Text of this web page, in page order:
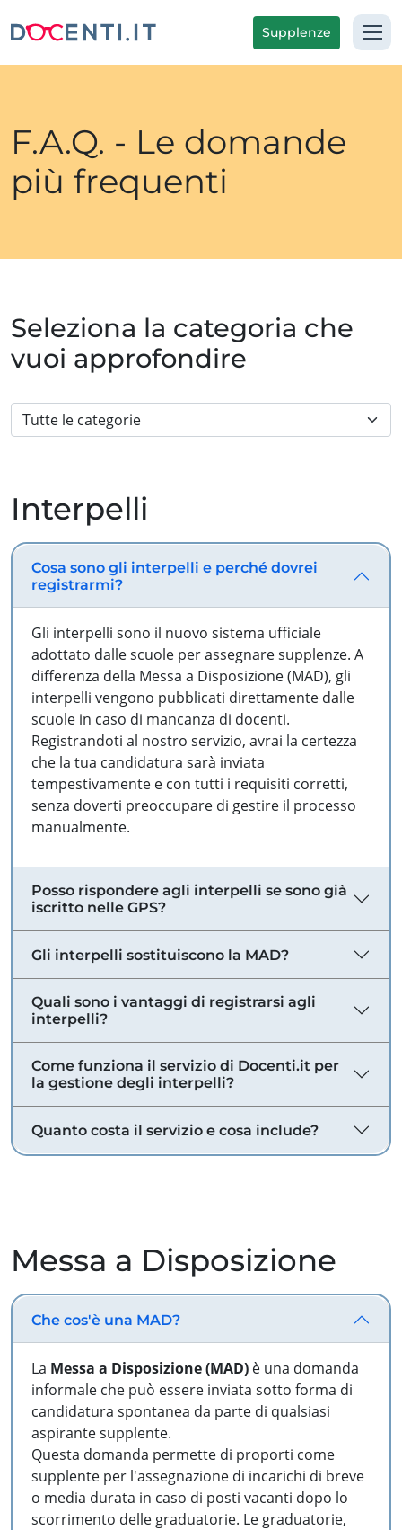
Supplenze
F.A.Q. - Le domande
più frequenti
Seleziona la categoria che
vuoi approfondire
Interpelli
Cosa sono gli interpelli e perché dovrei
registrarmi?
Gli interpelli sono il nuovo sistema ufficiale
adottato dalle scuole per assegnare supplenze. A
differenza della Messa a Disposizione (MAD), gli
interpelli vengono pubblicati direttamente dalle
scuole in caso di mancanza di docenti.
Registrandoti al nostro servizio, avrai la certezza
che la tua candidatura sarà inviata
tempestivamente e con tutti i requisiti corretti,
senza doverti preoccupare di gestire il processo
manualmente.
Posso rispondere agli interpelli se sono già
iscritto nelle GPS?
Gli interpelli sostituiscono la MAD?
Quali sono i vantaggi di registrarsi agli
interpelli?
Come funziona il servizio di Docenti.it per
la gestione degli interpelli?
Quanto costa il servizio e cosa include?
Messa a Disposizione
Che cos'è una MAD?
La Messa a Disposizione (MAD) è una domanda
informale che può essere inviata sotto forma di
candidatura spontanea da parte di qualsiasi
aspirante supplente.
Questa domanda permette di proporti come
supplente per l'assegnazione di incarichi di breve
o media durata in caso di posti vacanti dopo lo
scorrimento delle graduatorie. Le graduatorie,